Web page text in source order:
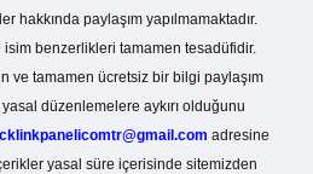
hakkında paylaşım yapılmamaktadır.
benzerlikleri tamamen tesadüfidir.
ve tamamen ücretsiz bir bilgi paylaşım
düzenlemelere aykırı olduğunu
adresine
yasal süre içerisinde sitemizden